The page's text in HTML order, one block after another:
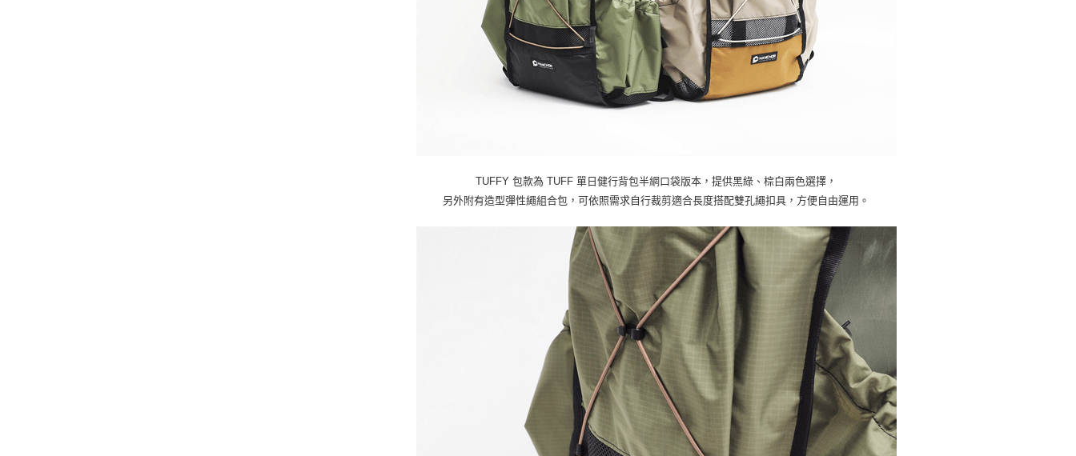
TUFFY 包款為 TUFF 單日健行背包半網口袋版本，提供黑綠、棕白兩色選擇，
另外附有造型彈性繩組合包，可依照需求自行裁剪適合長度搭配雙孔繩扣具，方便自由運用。